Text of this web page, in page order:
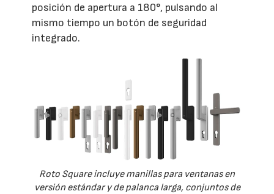
posición de apertura a 180°, pulsando al
mismo tiempo un botón de seguridad
integrado.
Roto Square incluye manillas para ventanas en
versión estándar y de palanca larga, conjuntos de